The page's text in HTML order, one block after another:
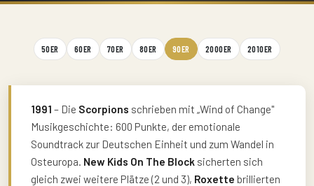
50ER 60ER 70ER 80ER 90ER 2000ER 2010ER
1991 – Die Scorpions schrieben mit „Wind of Change"
Musikgeschichte: 600 Punkte, der emotionale
Soundtrack zur Deutschen Einheit und zum Wandel in
Osteuropa. New Kids On The Block sicherten sich
gleich zwei weitere Plätze (2 und 3), Roxette brillierten